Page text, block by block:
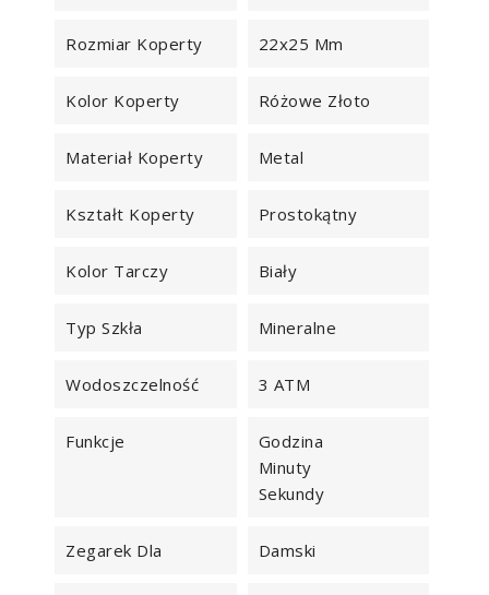
Rozmiar Koperty 22x25 Mm
Kolor Koperty Różowe Złoto
Materiał Koperty Metal
Kształt Koperty Prostokątny
Kolor Tarczy Biały
Typ Szkła Mineralne
Wodoszczelność 3 ATM
Funkcje
Godzina
Minuty
Sekundy
Zegarek Dla Damski